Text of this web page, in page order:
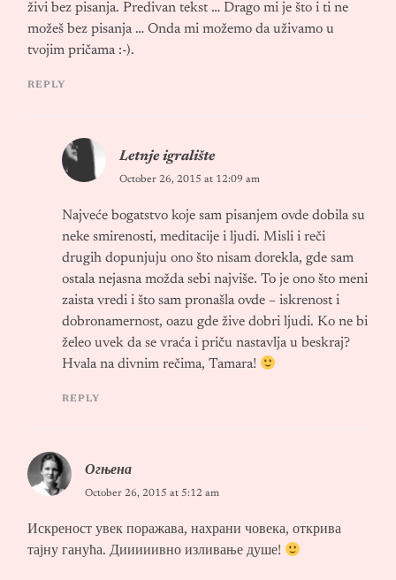
živi bez pisanja. Predivan tekst … Drago mi je što i ti ne
možeš bez pisanja … Onda mi možemo da uživamo u
tvojim pričama :-).
REPLY
Letnje igralište
October 26, 2015 at 12:09 am
Najveće bogatstvo koje sam pisanjem ovde dobila su
neke smirenosti, meditacije i ljudi. Misli i reči
drugih dopunjuju ono što nisam dorekla, gde sam
ostala nejasna možda sebi najviše. To je ono što meni
zaista vredi i što sam pronašla ovde – iskrenost i
dobronamernost, oazu gde žive dobri ljudi. Ko ne bi
želeo uvek da se vraća i priču nastavlja u beskraj?
Hvala na divnim rečima, Tamara!
REPLY
Огњена
October 26, 2015 at 5:12 am
Искреност увек поражава, нахрани човека, открива
тајну ганућа. Дииииивно изливање душе!